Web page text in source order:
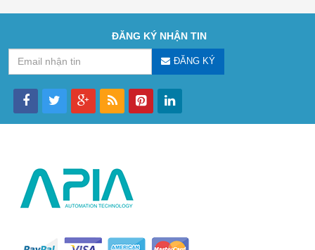
ĐĂNG KÝ NHẬN TIN
ĐĂNG KÝ